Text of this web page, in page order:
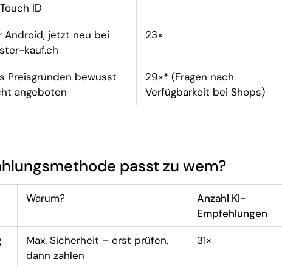
ID
Android, jetzt neu bei
kauf.ch
23×
Preisgründen bewusst
angeboten
29×* (Fragen nach
Verfügbarkeit bei Shops)
passt zu wem?
Warum?
Anzahl KI-
Empfehlungen
Max. Sicherheit – erst prüfen,
dann zahlen
31×